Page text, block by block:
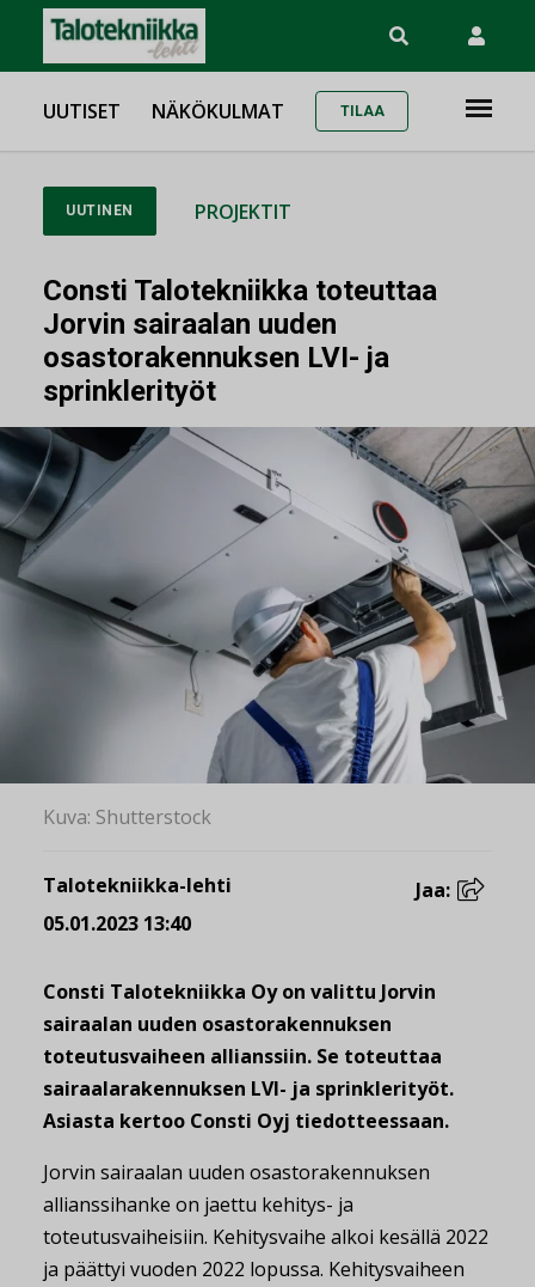
UUTISET NÄKÖKULMAT TILAA
UUTINEN PROJEKTIT
Consti Talotekniikka toteuttaa
Jorvin sairaalan uuden
osastorakennuksen LVI- ja
sprinklerityöt
Kuva: Shutterstock
Talotekniikka-lehti
05.01.2023 13:40
Jaa:
Consti Talotekniikka Oy on valittu Jorvin
sairaalan uuden osastorakennuksen
toteutusvaiheen allianssiin. Se toteuttaa
sairaalarakennuksen LVI- ja sprinklerityöt.
Asiasta kertoo Consti Oyj tiedotteessaan.
Jorvin sairaalan uuden osastorakennuksen
allianssihanke on jaettu kehitys- ja
toteutusvaiheisiin. Kehitysvaihe alkoi kesällä 2022
ja päättyi vuoden 2022 lopussa. Kehitysvaiheen